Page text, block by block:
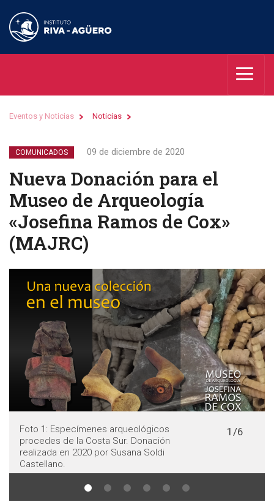
Eventos y Noticias Noticias
COMUNICADOS 09 de diciembre de 2020
Nueva Donación para el
Museo de Arqueología
«Josefina Ramos de Cox»
(MAJRC)
arqueológicos
la Costa Sur. Donación
por Susana Soldi
1/6
Foto 2: